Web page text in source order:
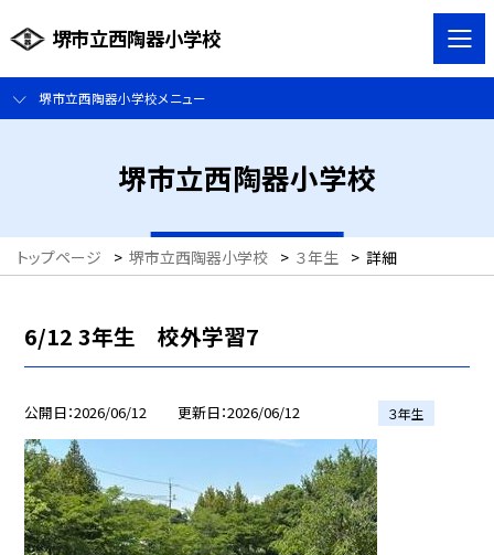
堺市立西陶器小学校
堺市立西陶器小学校メニュー
堺市立西陶器小学校
トップページ > 堺市立西陶器小学校 > ３年生 > 詳細
6/12 3年生 校外学習7
公開日 2026/06/12 更新日 2026/06/12 ３年生